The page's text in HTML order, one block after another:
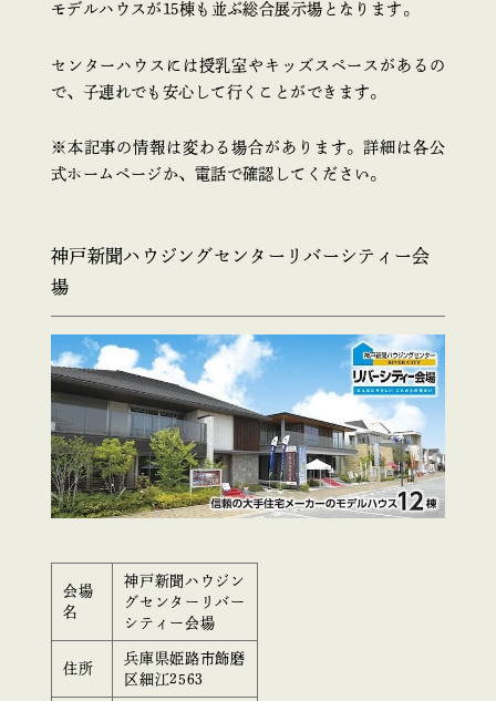
モデルハウスが15棟も並ぶ総合展示場となります。
センターハウスには授乳室やキッズスペースがあるの
で、子連れでも安心して行くことができます。
※本記事の情報は変わる場合があります。詳細は各公
式ホームページか、電話で確認してください。
神戸新聞ハウジングセンターリバーシティー会
場
会場
名
神戸新聞ハウジン
グセンターリバー
シティー会場
住所
兵庫県姫路市飾磨
区細江2563